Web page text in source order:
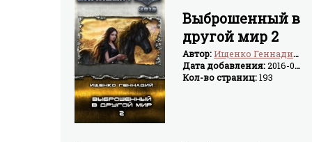
Выброшенный в
другой мир 2
(СИ)
Автор:Ищенко Геннадий Владимирович
Дата добавления:2016-07-11
Кол-во страниц:193